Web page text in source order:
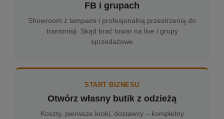
FB i grupach
Showroom z lampami i profesjonalną przestrzenią do
transmisji. Skąd brać towar na live i grupy
sprzedażowe
START BIZNESU
Otwórz własny butik z odzieżą
Koszty, pierwsze kroki, dostawcy – kompletny